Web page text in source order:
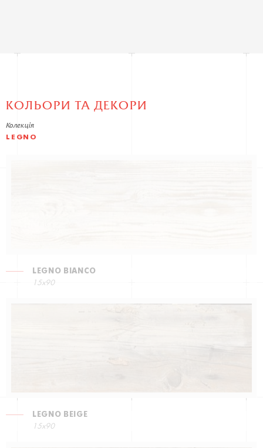
КОЛЬОРИ ТА ДЕКОРИ
Колекція
LEGNO
LEGNO BIANCO
15x90
LEGNO BEIGE
15x90